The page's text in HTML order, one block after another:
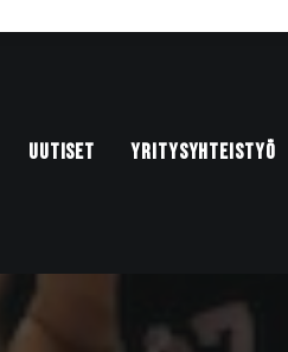
UUTISET YRITYSYHTEISTYÖ